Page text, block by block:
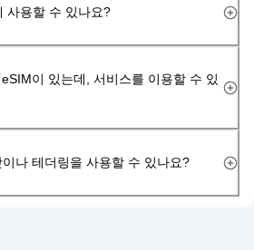
사용할 수 있나요?
이 있는데, 서비스를 이용할 수 있
나 테더링을 사용할 수 있나요?